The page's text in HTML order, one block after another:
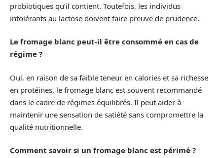
probiotiques qu’il contient. Toutefois, les individus
intolérants au lactose doivent faire preuve de prudence.
Le fromage blanc peut-il être consommé en cas de
régime ?
Oui, en raison de sa faible teneur en calories et sa richesse
en protéines, le fromage blanc est souvent recommandé
dans le cadre de régimes équilibrés. Il peut aider à
maintenir une sensation de satiété sans compromettre la
qualité nutritionnelle.
Comment savoir si un fromage blanc est périmé ?